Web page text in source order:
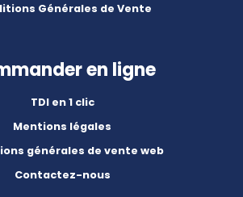
Générales de Vente
en ligne
TDI en 1 clic
Mentions légales
générales de vente web
Contactez-nous